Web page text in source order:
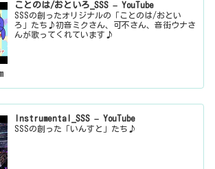
ことのは/おといろ_SSS – YouTube
SSSの創ったオリジナルの「ことのは/おとい
ろ」たち♪初音ミクさん、可不さん、音街ウナさ
んが歌ってくれています♪
Instrumental_SSS – YouTube
SSSの創った「いんすと」たち♪